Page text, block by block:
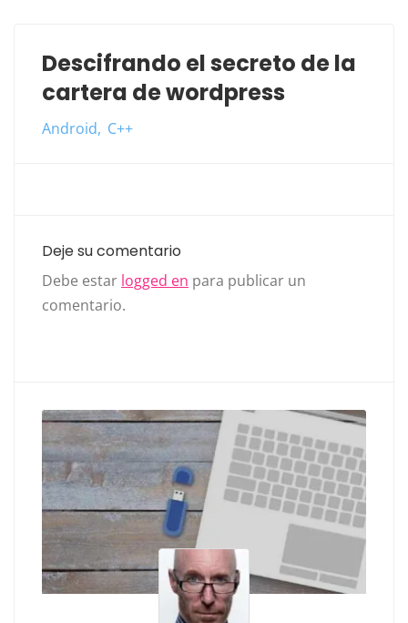
Descifrando el secreto de la
cartera de wordpress
Android C++
Deje su comentario
Debe estar logged en para publicar un
comentario.